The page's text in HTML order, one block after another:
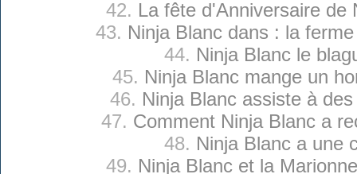
42. La fête d'Anniversaire de
43. Ninja Blanc dans : la
44. Ninja Blanc le
45. Ninja Blanc mange un
46. Ninja Blanc assiste à
47. Comment Ninja Blanc a
48. Ninja Blanc a une
49. Ninja Blanc et la